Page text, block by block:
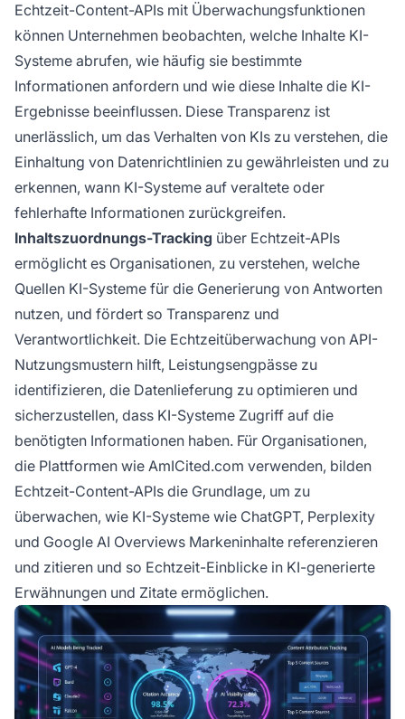
Echtzeit-Content-APIs mit Überwachungsfunktionen
können Unternehmen beobachten, welche Inhalte KI-
Systeme abrufen, wie häufig sie bestimmte
Informationen anfordern und wie diese Inhalte die KI-
Ergebnisse beeinflussen. Diese Transparenz ist
unerlässlich, um das Verhalten von KIs zu verstehen, die
Einhaltung von Datenrichtlinien zu gewährleisten und zu
erkennen, wann KI-Systeme auf veraltete oder
fehlerhafte Informationen zurückgreifen.
Inhaltszuordnungs-Tracking über Echtzeit-APIs
ermöglicht es Organisationen, zu verstehen, welche
Quellen KI-Systeme für die Generierung von Antworten
nutzen, und fördert so Transparenz und
Verantwortlichkeit. Die Echtzeitüberwachung von API-
Nutzungsmustern hilft, Leistungsengpässe zu
identifizieren, die Datenlieferung zu optimieren und
sicherzustellen, dass KI-Systeme Zugriff auf die
benötigten Informationen haben. Für Organisationen,
die Plattformen wie AmICited.com verwenden, bilden
Echtzeit-Content-APIs die Grundlage, um zu
überwachen, wie KI-Systeme wie ChatGPT, Perplexity
und Google AI Overviews Markeninhalte referenzieren
und zitieren und so Echtzeit-Einblicke in KI-generierte
Erwähnungen und Zitate ermöglichen.